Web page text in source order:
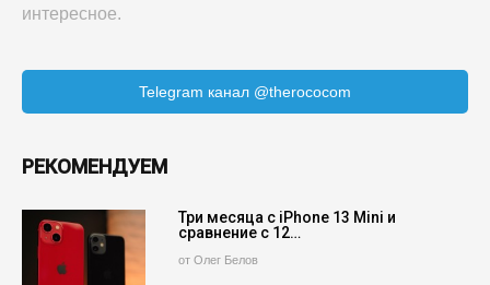
интересное.
Telegram канал @therococom
РЕКОМЕНДУЕМ
Три месяца с iPhone 13 Mini и
сравнение с 12…
от Олег Белов